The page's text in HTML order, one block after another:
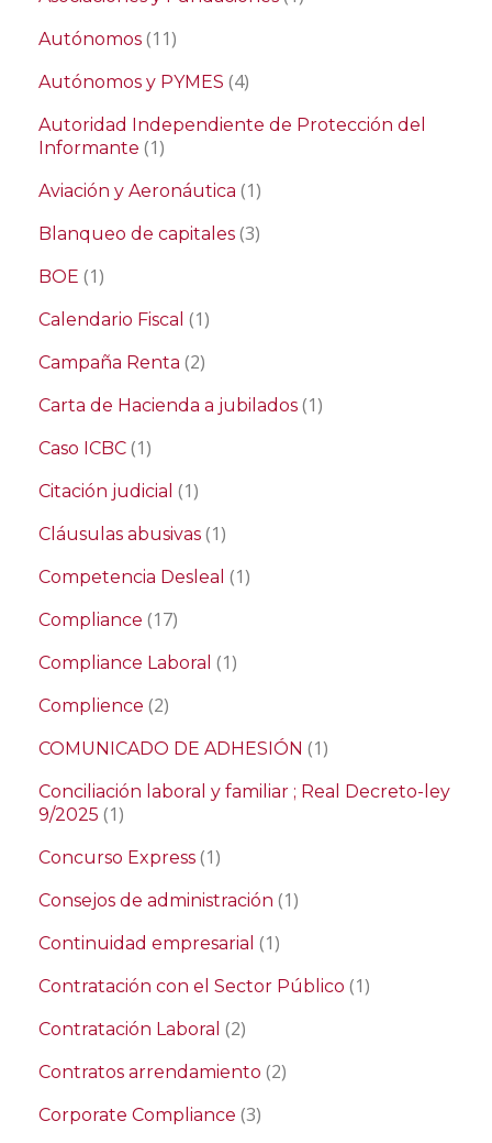
Autónomos (11)
Autónomos y PYMES (4)
Autoridad Independiente de Protección del
Informante (1)
Aviación y Aeronáutica (1)
Blanqueo de capitales (3)
BOE (1)
Calendario Fiscal (1)
Campaña Renta (2)
Carta de Hacienda a jubilados (1)
Caso ICBC (1)
Citación judicial (1)
Cláusulas abusivas (1)
Competencia Desleal (1)
Compliance (17)
Compliance Laboral (1)
Complience (2)
COMUNICADO DE ADHESIÓN (1)
Conciliación laboral y familiar ; Real Decreto-ley
9/2025 (1)
Concurso Express (1)
Consejos de administración (1)
Continuidad empresarial (1)
Contratación con el Sector Público (1)
Contratación Laboral (2)
Contratos arrendamiento (2)
Corporate Compliance (3)